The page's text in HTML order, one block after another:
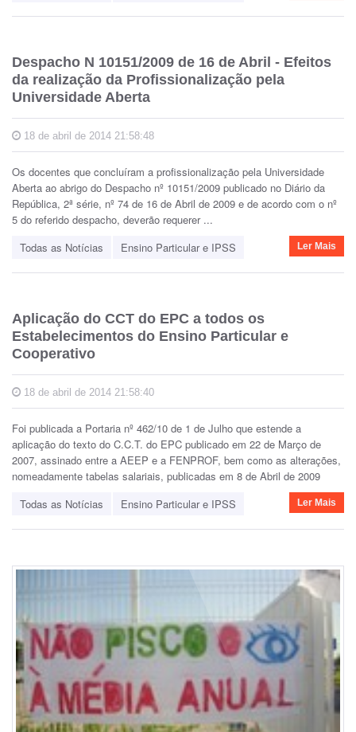
Despacho N 10151/2009 de 16 de Abril - Efeitos
da realização da Profissionalização pela
Universidade Aberta
18 de abril de 2014 21:58:48
Os docentes que concluíram a profissionalização pela Universidade
Aberta ao abrigo do Despacho nº 10151/2009 publicado no Diário da
República, 2ª série, nº 74 de 16 de Abril de 2009 e de acordo com o nº
5 do referido despacho, deverão requerer ...
Todas as Notícias
Ensino Particular e IPSS Ler Mais
Aplicação do CCT do EPC a todos os
Estabelecimentos do Ensino Particular e
Cooperativo
18 de abril de 2014 21:58:40
Foi publicada a Portaria nº 462/10 de 1 de Julho que estende a
aplicação do texto do C.C.T. do EPC publicado em 22 de Março de
2007, assinado entre a AEEP e a FENPROF, bem como as alterações,
nomeadamente tabelas salariais, publicadas em 8 de Abril de 2009
Todas as Notícias
Ensino Particular e IPSS Ler Mais